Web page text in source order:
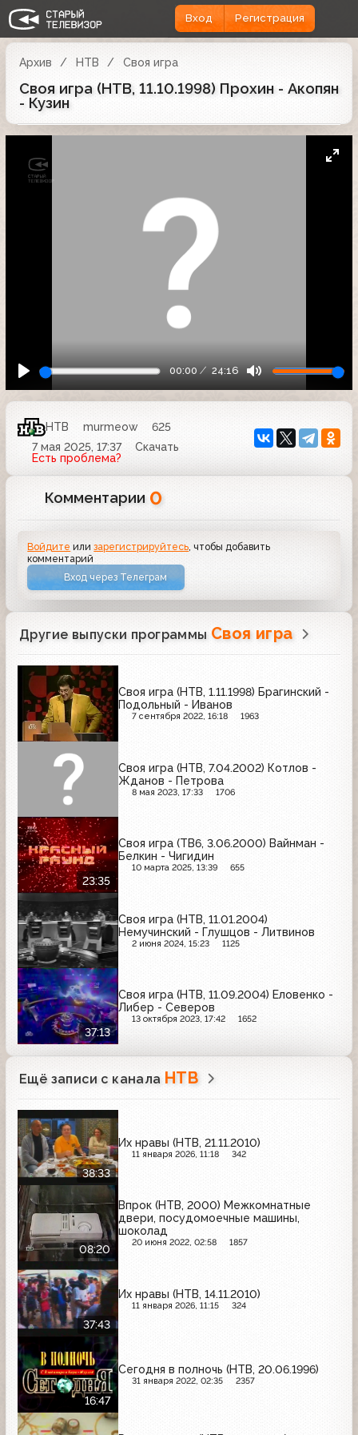
Вход Регистрация
Архив НТВ Своя игра
Своя игра (НТВ, 11.10.1998) Прохин - Акопян
- Кузин
00:00 24:16
НТВ murmeow
625
7 мая 2025, 17:37
Скачать
Есть проблема?
Комментарии 0
Войдите илизарегистрируйтесь , чтобы добавить
комментарий
Вход через Телеграм
Другие выпуски программы Своя игра
Своя игра (НТВ, 1.11.1998) Брагинский -
Подольный - Иванов
7 сентября 2022, 16:18 1963
Своя игра (НТВ, 7.04.2002) Котлов -
Жданов - Петрова
8 мая 2023, 17:33 1706
23:35
Своя игра (ТВ6, 3.06.2000) Вайнман -
Белкин - Чигидин
10 марта 2025, 13:39 655
Своя игра (НТВ, 11.01.2004)
Немучинский - Глушцов - Литвинов
2 июня 2024, 15:23 1125
37:13
Своя игра (НТВ, 11.09.2004) Еловенко -
Либер - Северов
13 октября 2023, 17:42 1652
Ещё записи с канала НТВ
38:33
Их нравы (НТВ, 21.11.2010)
11 января 2026, 11:18 342
08:20
Впрок (НТВ, 2000) Межкомнатные
двери, посудомоечные машины,
шоколад
20 июня 2022, 02:58 1857
37:43
Их нравы (НТВ, 14.11.2010)
11 января 2026, 11:15 324
16:47
Сегодня в полночь (НТВ, 20.06.1996)
31 января 2022, 02:35 2357